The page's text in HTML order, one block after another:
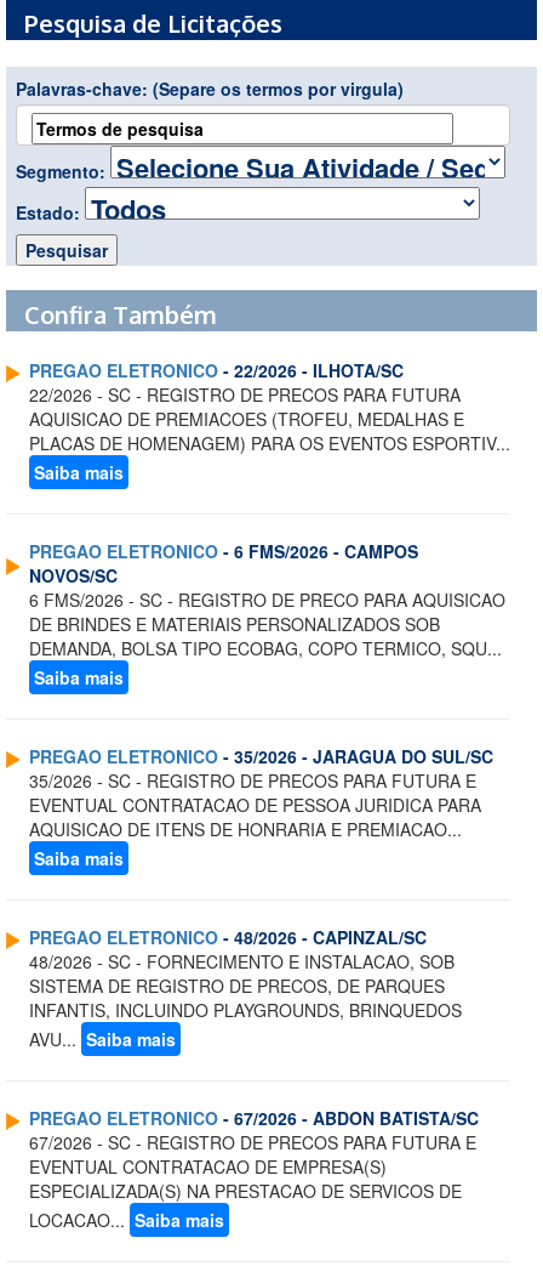
Pesquisa de Licitações
Palavras-chave: (Separe os termos por virgula)
Segmento:
Estado:
Confira Também
PREGAO ELETRONICO - 22/2026 - ILHOTA/SC
22/2026 - SC - REGISTRO DE PRECOS PARA FUTURA
AQUISICAO DE PREMIACOES (TROFEU, MEDALHAS E
PLACAS DE HOMENAGEM) PARA OS EVENTOS ESPORTIV...
Saiba mais
PREGAO ELETRONICO - 6 FMS/2026 - CAMPOS
NOVOS/SC
6 FMS/2026 - SC - REGISTRO DE PRECO PARA AQUISICAO
DE BRINDES E MATERIAIS PERSONALIZADOS SOB
DEMANDA, BOLSA TIPO ECOBAG, COPO TERMICO, SQU...
Saiba mais
PREGAO ELETRONICO - 35/2026 - JARAGUA DO SUL/SC
35/2026 - SC - REGISTRO DE PRECOS PARA FUTURA E
EVENTUAL CONTRATACAO DE PESSOA JURIDICA PARA
AQUISICAO DE ITENS DE HONRARIA E PREMIACAO...
Saiba mais
PREGAO ELETRONICO - 48/2026 - CAPINZAL/SC
48/2026 - SC - FORNECIMENTO E INSTALACAO, SOB
SISTEMA DE REGISTRO DE PRECOS, DE PARQUES
INFANTIS, INCLUINDO PLAYGROUNDS, BRINQUEDOS
AVU... Saiba mais
PREGAO ELETRONICO - 67/2026 - ABDON BATISTA/SC
67/2026 - SC - REGISTRO DE PRECOS PARA FUTURA E
EVENTUAL CONTRATACAO DE EMPRESA(S)
ESPECIALIZADA(S) NA PRESTACAO DE SERVICOS DE
LOCACAO... Saiba mais